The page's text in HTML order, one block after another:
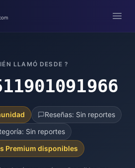
LLAMÓ DESDE ?
Reseñas: Sin reportes
Sin reportes
Premium disponibles